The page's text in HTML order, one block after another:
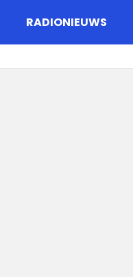
RADIONIEUWS